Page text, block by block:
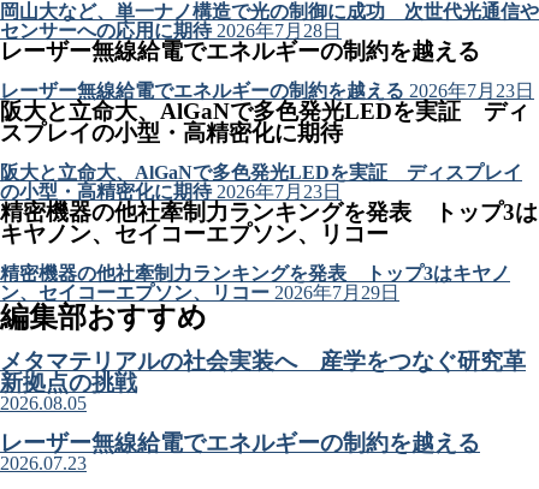
岡山大など、単一ナノ構造で光の制御に成功 次世代光通信や
センサーへの応用に期待 2026年7月28日
レーザー無線給電でエネルギーの制約を越える
レーザー無線給電でエネルギーの制約を越える 2026年7月23日
阪大と立命大、AlGaNで多色発光LEDを実証 ディ
スプレイの小型・高精密化に期待
阪大と立命大、AlGaNで多色発光LEDを実証 ディスプレイ
の小型・高精密化に期待 2026年7月23日
精密機器の他社牽制力ランキングを発表 トップ3は
キヤノン、セイコーエプソン、リコー
精密機器の他社牽制力ランキングを発表 トップ3はキヤノ
ン、セイコーエプソン、リコー 2026年7月29日
編集部おすすめ
メタマテリアルの社会実装へ 産学をつなぐ研究革
新拠点の挑戦
2026.08.05
レーザー無線給電でエネルギーの制約を越える
2026.07.23